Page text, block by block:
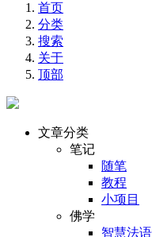
首页
分类
搜索
关于
顶部
文章分类
笔记
随笔
教程
小项目
佛学
智慧法语